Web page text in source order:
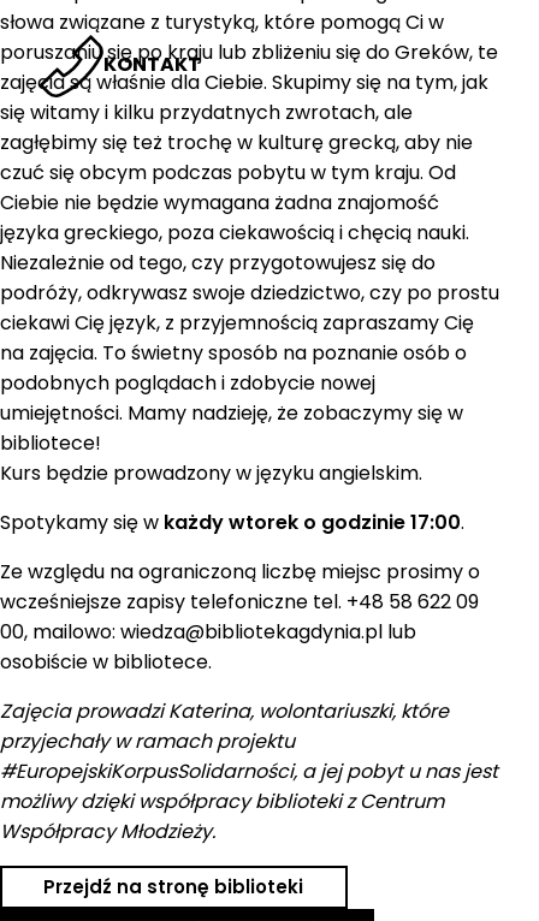
KONTAKT
słowa związane z turystyką, które pomogą Ci w
poruszaniu się po kraju lub zbliżeniu się do Greków, te
zajęcia są właśnie dla Ciebie. Skupimy się na tym, jak
się witamy i kilku przydatnych zwrotach, ale
zagłębimy się też trochę w kulturę grecką, aby nie
czuć się obcym podczas pobytu w tym kraju. Od
Ciebie nie będzie wymagana żadna znajomość
języka greckiego, poza ciekawością i chęcią nauki.
Niezależnie od tego, czy przygotowujesz się do
podróży, odkrywasz swoje dziedzictwo, czy po prostu
ciekawi Cię język, z przyjemnością zapraszamy Cię
na zajęcia. To świetny sposób na poznanie osób o
podobnych poglądach i zdobycie nowej
umiejętności. Mamy nadzieję, że zobaczymy się w
bibliotece!
Kurs będzie prowadzony w języku angielskim.
Spotykamy się w każdy wtorek o godzinie 17:00.
Ze względu na ograniczoną liczbę miejsc prosimy o
wcześniejsze zapisy telefoniczne tel. +48 58 622 09
00, mailowo: wiedza@bibliotekagdynia.pl lub
osobiście w bibliotece.
Zajęcia prowadzi Katerina, wolontariuszki, które
przyjechały w ramach projektu
#EuropejskiKorpusSolidarności, a jej pobyt u nas jest
możliwy dzięki współpracy biblioteki z Centrum
Współpracy Młodzieży.
Przejdź na stronę biblioteki